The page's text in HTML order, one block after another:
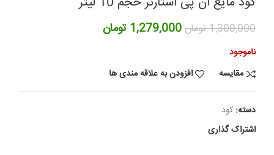
1,300,000 تومان قیمت
1,279,000 تومان
ناموجود
مقایسه
افزودن به علاقه مندی ها
دسته: کود
اشتراک گذاری